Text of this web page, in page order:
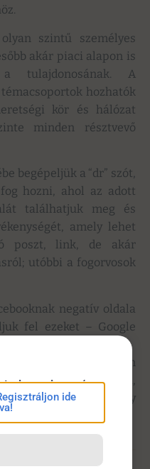
szintű személyes
akár piaci alapon is
tulajdonosának. A
hozhatók
kör és hálózat
minden résztvevő
begépeljük a “dr” szót,
hozni, ahol az adott
találhatjuk meg és
amely lehet
poszt, link, de akár
utóbbi a fogorvosok
negatív oldala
fel ezeket – Google
felkelteni az Ön
nem próbálta volna,
alkalmas lehet egy
is.
ide